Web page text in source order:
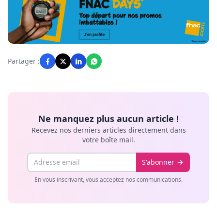
Partager :
Ne manquez plus aucun article !
Recevez nos derniers articles directement dans
votre boîte mail.
Email S'abonner
En vous inscrivant, vous acceptez nos communications.